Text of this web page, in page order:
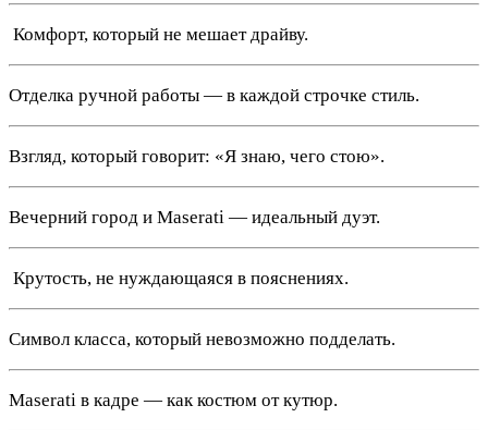
️ Комфорт, который не мешает драйву.
Отделка ручной работы — в каждой строчке стиль.
Взгляд, который говорит: «Я знаю, чего стою».
Вечерний город и Maserati — идеальный дуэт.
️ Крутость, не нуждающаяся в пояснениях.
Символ класса, который невозможно подделать.
Maserati в кадре — как костюм от кутюр.